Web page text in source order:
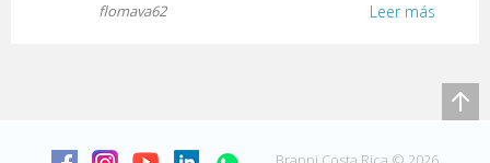
Leer más
flomava62